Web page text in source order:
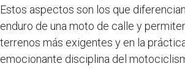
Estos aspectos son los que
enduro de una moto de calle y
terrenos más exigentes y en la
emocionante disciplina del